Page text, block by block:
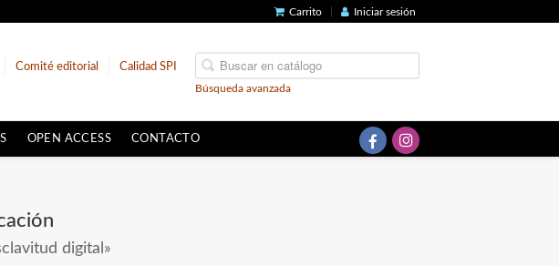
Carrito Iniciar sesión
Búsqueda avanzada
Comité editorial Calidad SPI
OPEN ACCESS CONTACTO
digital»